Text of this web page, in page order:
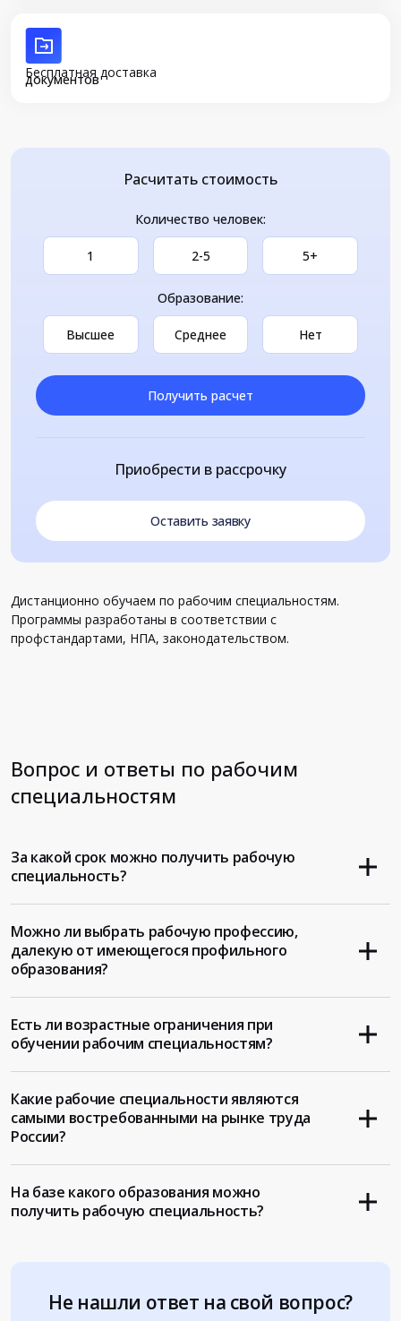
Бесплатная доставка
документов
Расчитать стоимость
Количество человек:
1 2-5 5+
Образование:
Высшее Среднее Нет
Получить расчет
Приобрести в рассрочку
Оставить заявку
Дистанционно обучаем по рабочим специальностям.
Программы разработаны в соответствии с
профстандартами, НПА, законодательством.
Вопрос и ответы по рабочим
специальностям
Не нашли ответ на свой вопрос?
За какой срок можно получить рабочую
специальность?
Можно ли выбрать рабочую профессию,
далекую от имеющегося профильного
образования?
Есть ли возрастные ограничения при
обучении рабочим специальностям?
Какие рабочие специальности являются
самыми востребованными на рынке труда
России?
На базе какого образования можно
получить рабочую специальность?